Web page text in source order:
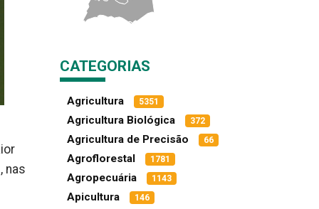
nas
CATEGORIAS
Agricultura 5351
Agricultura Biológica 372
Agricultura de Precisão 66
Agroflorestal 1781
Agropecuária 1143
Apicultura 146